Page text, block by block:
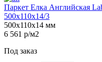
Паркет Елка Английская
500х110х14/3
500х110х14 мм
6 561 р/м2
Под заказ